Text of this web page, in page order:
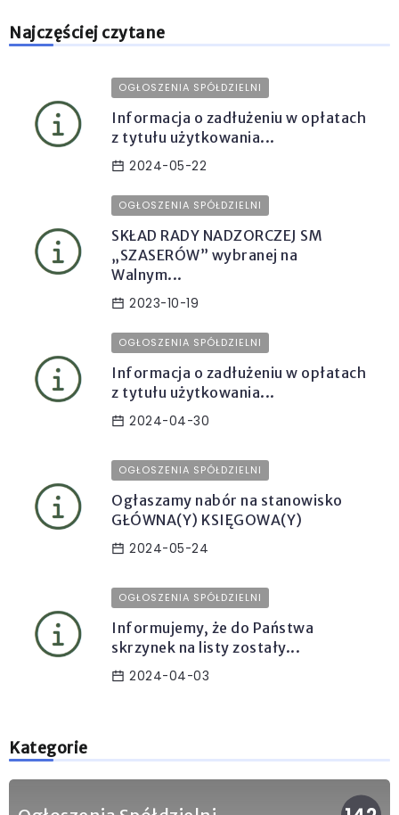
Najczęściej czytane
OGŁOSZENIA SPÓŁDZIELNI
Informacja o zadłużeniu w opłatach
z tytułu użytkowania...
2024-05-22
OGŁOSZENIA SPÓŁDZIELNI
SKŁAD RADY NADZORCZEJ SM
„SZASERÓW” wybranej na
Walnym...
2023-10-19
OGŁOSZENIA SPÓŁDZIELNI
Informacja o zadłużeniu w opłatach
z tytułu użytkowania...
2024-04-30
OGŁOSZENIA SPÓŁDZIELNI
Ogłaszamy nabór na stanowisko
GŁÓWNA(Y) KSIĘGOWA(Y)
2024-05-24
OGŁOSZENIA SPÓŁDZIELNI
Informujemy, że do Państwa
skrzynek na listy zostały...
2024-04-03
Kategorie